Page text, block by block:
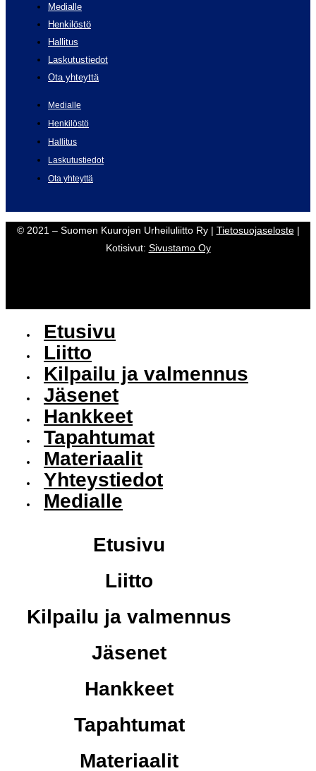
Medialle
Henkilöstö
Hallitus
Laskutustiedot
Ota yhteyttä
Medialle
Henkilöstö
Hallitus
Laskutustiedot
Ota yhteyttä
© 2021 – Suomen Kuurojen Urheiluliitto Ry | Tietosuojaseloste|
Kotisivut: Sivustamo Oy
Etusivu
Liitto
Kilpailu ja valmennus
Jäsenet
Hankkeet
Tapahtumat
Materiaalit
Yhteystiedot
Medialle
Etusivu
Liitto
Kilpailu ja valmennus
Jäsenet
Hankkeet
Tapahtumat
Materiaalit